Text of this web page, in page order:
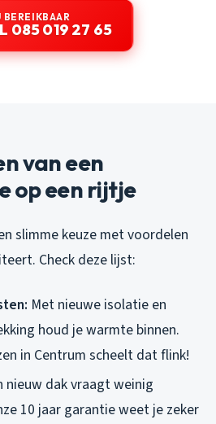
BEREIKBAAR
085 019 27 65
van een
op een rijtje
slimme keuze met voordelen
Check deze lijst:
Met nieuwe isolatie en
houd je warmte binnen.
in Centrum scheelt dat flink!
nieuw dak vraagt weinig
10 jaar garantie weet je zeker